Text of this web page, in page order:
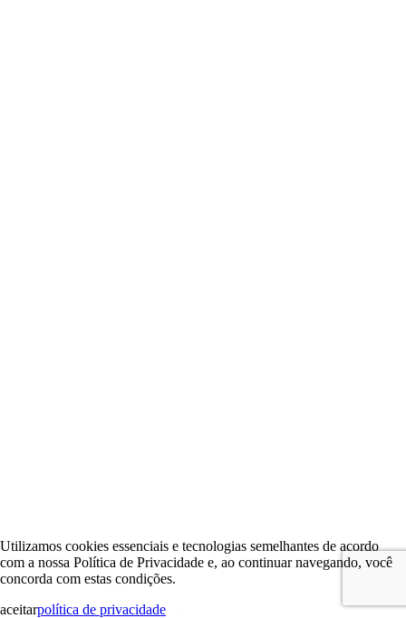
Utilizamos cookies essenciais e tecnologias semelhantes de acordo
com a nossa Política de Privacidade e, ao continuar navegando, você
concorda com estas condições.
aceitarpolítica de privacidade